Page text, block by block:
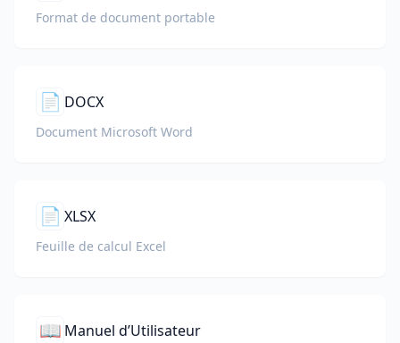
Format de document portable
📄 DOCX
Document Microsoft Word
📄 XLSX
Feuille de calcul Excel
📖 Manuel d’Utilisateur